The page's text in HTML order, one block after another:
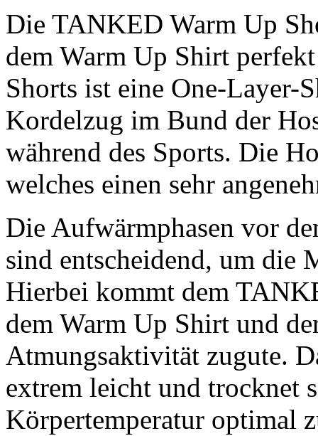
Die TANKED Warm Up
dem Warm Up Shirt
Shorts ist eine One-Layer-
Kordelzug im Bund der
während des Sports. Die
welches einen sehr
Die Aufwärmphasen vor
sind entscheidend, um die
Hierbei kommt dem
dem Warm Up Shirt und
Atmungsaktivität zugute.
extrem leicht und trocknet
Körpertemperatur optimal